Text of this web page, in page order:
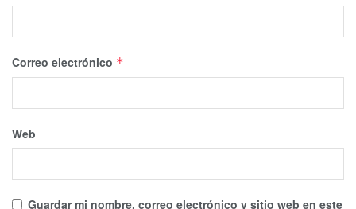
Correo electrónico *
Web
Guardar mi nombre, correo electrónico y sitio web en este